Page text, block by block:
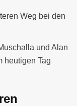
Weg bei den
und Alan
heutigen Tag